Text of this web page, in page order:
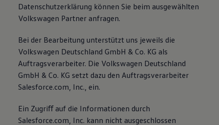
Datenschutzerklärung können Sie beim ausgewählten
Volkswagen Partner anfragen.
Bei der Bearbeitung unterstützt uns jeweils die
Volkswagen Deutschland GmbH & Co. KG als
Auftragsverarbeiter. Die Volkswagen Deutschland
GmbH & Co. KG setzt dazu den Auftragsverarbeiter
Salesforce.com, Inc., ein.
Ein Zugriﬀ auf die Informationen durch
Salesforce.com, Inc. kann nicht ausgeschlossen